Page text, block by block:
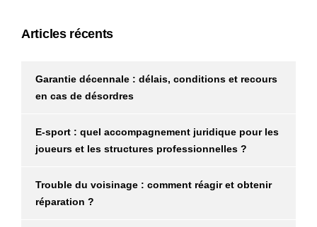
Articles récents
Garantie décennale : délais, conditions et recours
en cas de désordres
E-sport : quel accompagnement juridique pour les
joueurs et les structures professionnelles ?
Trouble du voisinage : comment réagir et obtenir
réparation ?